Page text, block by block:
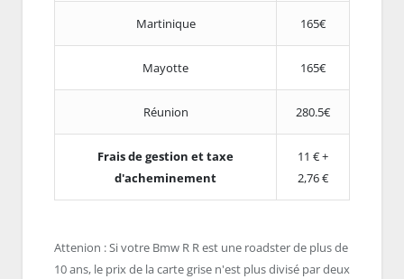
Martinique 165€
Mayotte 165€
Réunion 280.5€
Frais de gestion et taxe
d'acheminement
11 € +
2,76 €
Attenion : Si votre Bmw R R est une roadster de plus de
10 ans, le prix de la carte grise n'est plus divisé par deux